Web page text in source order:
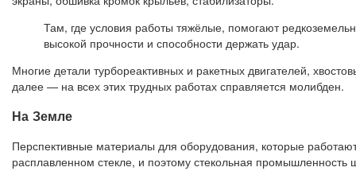
Там, где условия работы тяжёлые, помогают
высокой прочности и способности держать удар.
Многие детали турбореактивных и ракетных двигателей,
далее — на всех этих трудных работах справляется молибден.
На Земле
Перспективные материалы для оборудования, которые
расплавленном стекле, и поэтому стекольная промышленность